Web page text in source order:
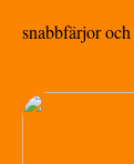
snabbfärjor